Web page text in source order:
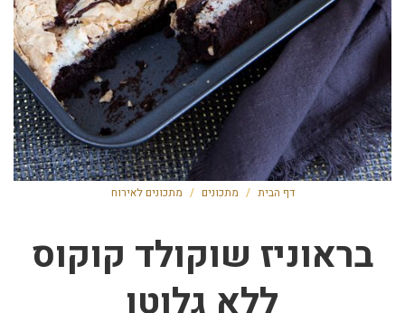
דף הבית / מתכונים / מתכונים לאירוח
בראוניז שוקולד קוקוס